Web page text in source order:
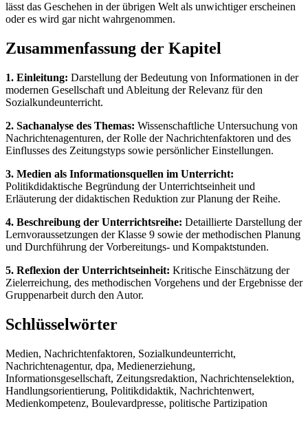
lässt das Geschehen in der übrigen Welt als unwichtiger erscheinen
oder es wird gar nicht wahrgenommen.
Zusammenfassung der Kapitel
1. Einleitung: Darstellung der Bedeutung von Informationen in der
modernen Gesellschaft und Ableitung der Relevanz für den
Sozialkundeunterricht.
2. Sachanalyse des Themas: Wissenschaftliche Untersuchung von
Nachrichtenagenturen, der Rolle der Nachrichtenfaktoren und des
Einflusses des Zeitungstyps sowie persönlicher Einstellungen.
3. Medien als Informationsquellen im Unterricht:
Politikdidaktische Begründung der Unterrichtseinheit und
Erläuterung der didaktischen Reduktion zur Planung der Reihe.
4. Beschreibung der Unterrichtsreihe: Detaillierte Darstellung der
Lernvoraussetzungen der Klasse 9 sowie der methodischen Planung
und Durchführung der Vorbereitungs- und Kompaktstunden.
5. Reflexion der Unterrichtseinheit: Kritische Einschätzung der
Zielerreichung, des methodischen Vorgehens und der Ergebnisse der
Gruppenarbeit durch den Autor.
Schlüsselwörter
Medien, Nachrichtenfaktoren, Sozialkundeunterricht,
Nachrichtenagentur, dpa, Medienerziehung,
Informationsgesellschaft, Zeitungsredaktion, Nachrichtenselektion,
Handlungsorientierung, Politikdidaktik, Nachrichtenwert,
Medienkompetenz, Boulevardpresse, politische Partizipation